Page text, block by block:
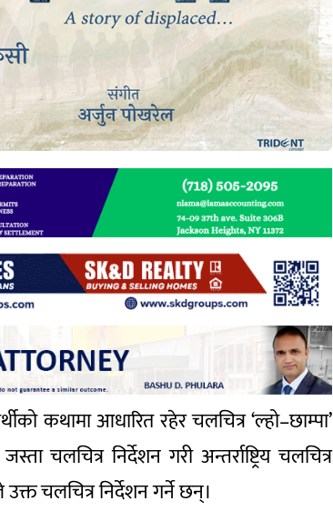
कथामा आधारित रहेर चलचित्र ‘ल्हो–छाम्पा’
चलचित्र निर्देशन गरी अन्तर्राष्ट्रिय चलचित्र
चलचित्र निर्देशन गर्ने छन्।